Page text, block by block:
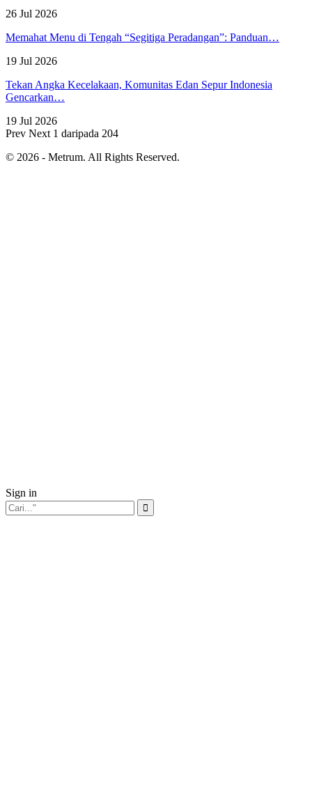
26 Jul 2026
Memahat Menu di Tengah “Segitiga Peradangan”: Panduan…
19 Jul 2026
Tekan Angka Kecelakaan, Komunitas Edan Sepur Indonesia
Gencarkan…
19 Jul 2026
Prev Next 1 daripada 204
© 2026 - Metrum. All Rights Reserved.
Sign in